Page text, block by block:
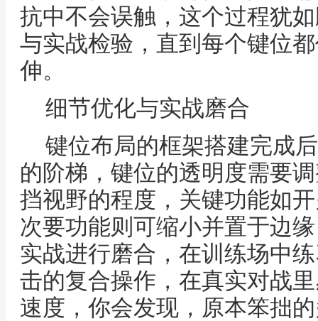
抗中不会误触，这个过程犹
与实战检验，直到每个键位
伸。
细节优化与实战磨合
键位布局的框架搭建完成
的阶梯，键位的透明度需要
挡视野的程度，关键功能如
次要功能则可缩小并置于边
实战进行磨合，在训练场中
击的复合操作，在真实对战
速度，你会发现，原本笨拙